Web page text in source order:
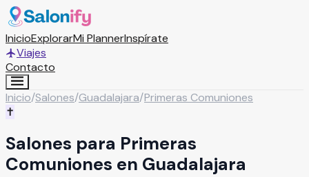
InicioExplorarMi PlannerInspírate
Viajes
Contacto
Inicio/Salones/Guadalajara/Primeras Comuniones
✝️
Salones para Primeras
Comuniones en Guadalajara